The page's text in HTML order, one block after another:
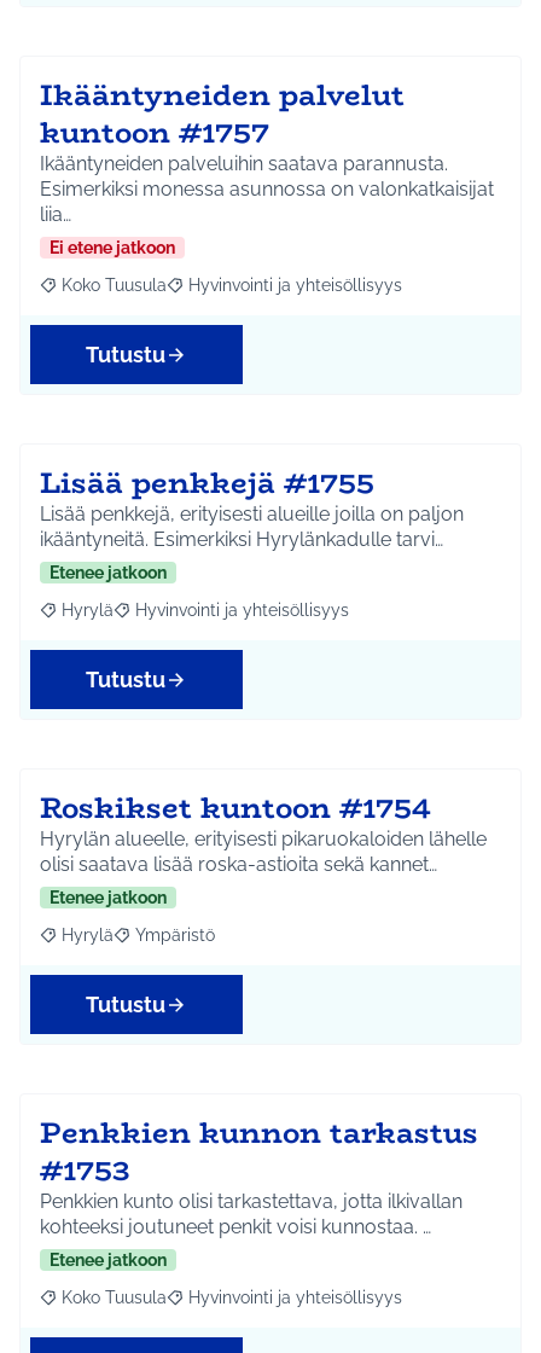
Ikääntyneiden palvelut
kuntoon #1757
Ikääntyneiden palveluihin saatava parannusta.
Esimerkiksi monessa asunnossa on valonkatkaisijat
liia…
Ei etene jatkoon
Rajaa tulokset aihepiirin mukaan: Koko Tuusula
Koko Tuusula Rajaa tulokset teeman mukaan: Hyvinvointi ja
Hyvinvointi ja yhteisöllisyys
Tutustu
Lisää penkkejä #1755
Lisää penkkejä, erityisesti alueille joilla on paljon
ikääntyneitä. Esimerkiksi Hyrylänkadulle tarvi…
Etenee jatkoon
Rajaa tulokset aihepiirin mukaan: Hyrylä
Hyrylä Rajaa tulokset teeman mukaan: Hyvinvointi ja
Hyvinvointi ja yhteisöllisyys
Tutustu
Roskikset kuntoon #1754
Hyrylän alueelle, erityisesti pikaruokaloiden lähelle
olisi saatava lisää roska-astioita sekä kannet…
Etenee jatkoon
Rajaa tulokset aihepiirin mukaan: Hyrylä
Hyrylä Rajaa tulokset teeman mukaan: Ympäristö
Ympäristö
Tutustu
Penkkien kunnon tarkastus
#1753
Penkkien kunto olisi tarkastettava, jotta ilkivallan
kohteeksi joutuneet penkit voisi kunnostaa. …
Etenee jatkoon
Rajaa tulokset aihepiirin mukaan: Koko Tuusula
Koko Tuusula Rajaa tulokset teeman mukaan: Hyvinvointi ja
Hyvinvointi ja yhteisöllisyys